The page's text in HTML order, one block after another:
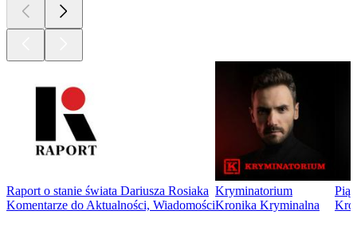
Raport o stanie świata Dariusza Rosiaka
Komentarze do Aktualności, Wiadomości
Kryminatorium
Kronika Kryminalna